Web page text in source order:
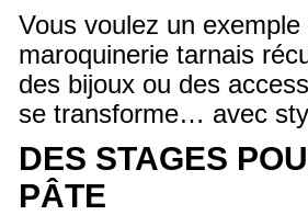
Vous voulez un
maroquinerie tarnais
des bijoux ou des
se transforme… avec
DES STAGES
PÂTE